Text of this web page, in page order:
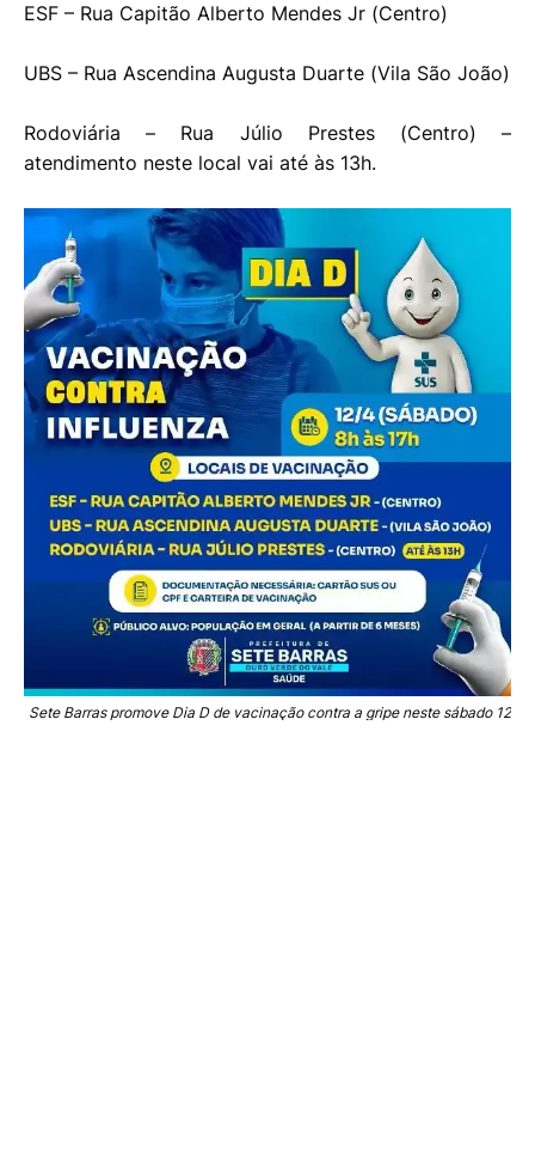
ESF – Rua Capitão Alberto Mendes Jr (Centro)
UBS – Rua Ascendina Augusta Duarte (Vila São João)
Rodoviária – Rua Júlio Prestes (Centro) –
atendimento neste local vai até às 13h.
Sete Barras promove Dia D de vacinação contra a gripe neste sábado 12